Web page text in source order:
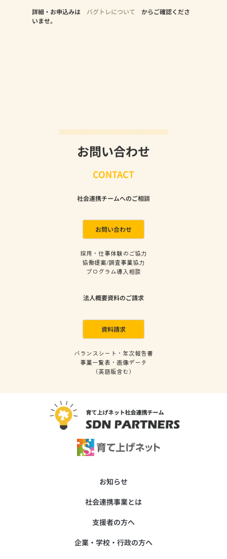
詳細・お申込みは バグトレについて からご確認くださ
いませ。
お問い合わせ
CONTACT
社会連携チームへのご相談
お問い合わせ
採用・仕事体験のご協力
協働提案/調査事業協力
プログラム導入相談
法人概要資料のご請求
資料請求
バランスシート・年次報告書
事業一覧表・画像データ
(英語版含む)
お知らせ
社会連携事業とは
支援者の方へ
企業・学校・行政の方へ